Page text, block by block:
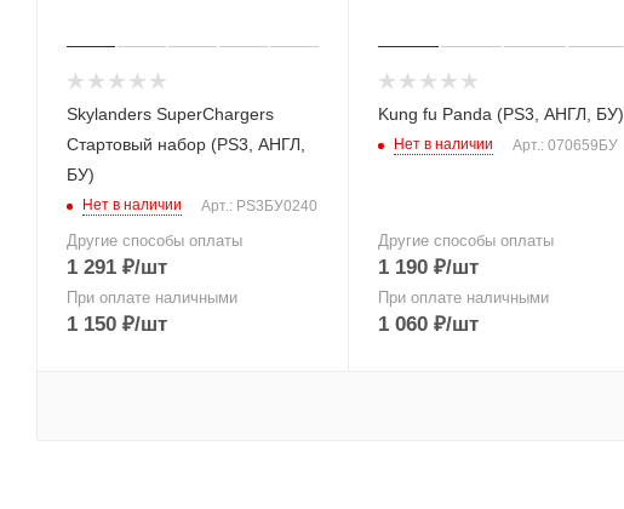
Skylanders SuperChargers
Стартовый набор (PS3, АНГЛ,
БУ)
Нет в наличии Арт.: PS3БУ0240
Другие способы оплаты
1 291 ₽/шт
При оплате наличными
1 150 ₽/шт
Kung fu Panda (PS3, АНГЛ, БУ)
Нет в наличии Арт.: 070659БУ
Другие способы оплаты
1 190₽/шт
При оплате наличными
1 060₽/шт